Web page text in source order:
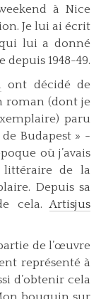
à Nice
Je lui ai écrit
lui a donné
depuis 1948-49.
ont décidé de
roman (dont je
paru
Budapest » -
où j’avais
de la
Depuis sa
cela.Artisjus
de l’œuvre
représenté à
d’obtenir cela